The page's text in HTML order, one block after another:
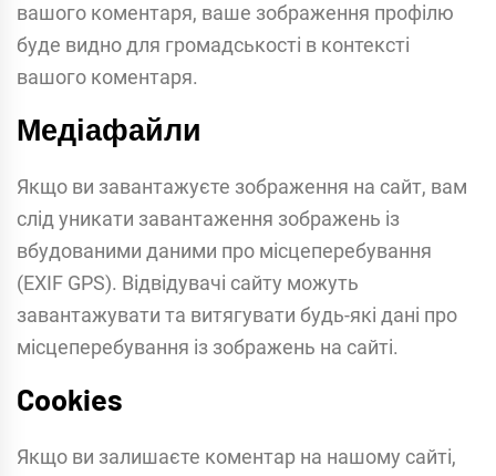
вашого коментаря, ваше зображення профілю
буде видно для громадськості в контексті
вашого коментаря.
Медіафайли
Якщо ви завантажуєте зображення на сайт, вам
слід уникати завантаження зображень із
вбудованими даними про місцеперебування
(EXIF GPS). Відвідувачі сайту можуть
завантажувати та витягувати будь-які дані про
місцеперебування із зображень на сайті.
Cookies
Якщо ви залишаєте коментар на нашому сайті,